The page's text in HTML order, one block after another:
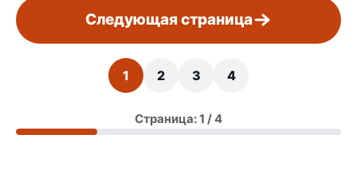
Следующая страница
1 2 3 4
Страница: 1 / 4